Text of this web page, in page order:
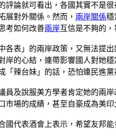
評論就可看出，各國其實不是
展對外關係。然而， 兩岸關係穩
考如何改善兩岸互信是不夠的，
各表」的兩岸政策，又無法提
岸的心結，連帶影響國人對她
辣台妹」的話，恐怕連民進黨
員及說服美方學者肯定她的兩
場的成績，甚至自豪成為美
代表酒會上表示，希望友邦